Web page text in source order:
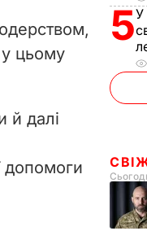
цьому
й далі
допомоги
5У